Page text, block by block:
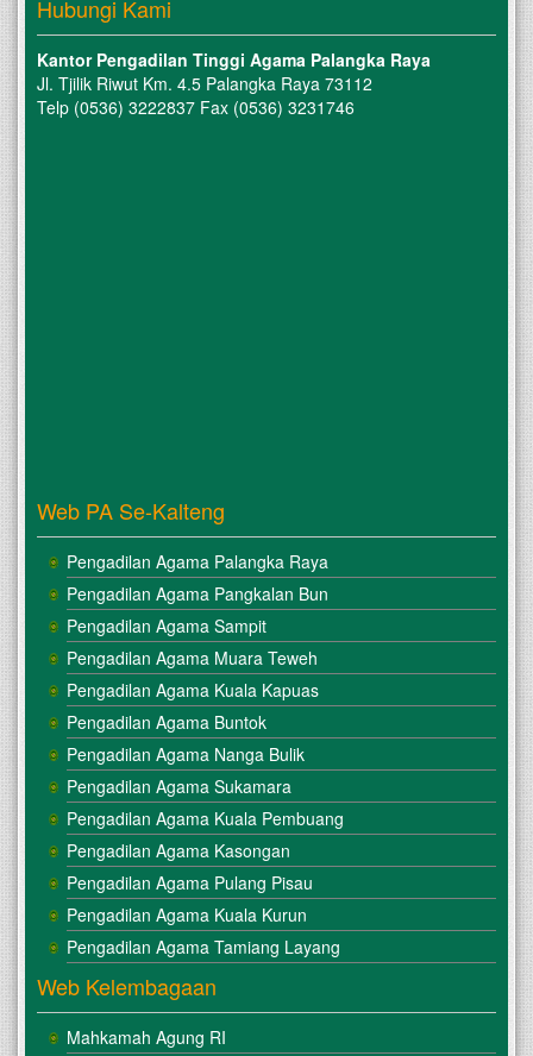
Hubungi Kami
Kantor Pengadilan Tinggi Agama Palangka Raya
Jl. Tjilik Riwut Km. 4.5 Palangka Raya 73112
Telp (0536) 3222837 Fax (0536) 3231746
Web PA Se-Kalteng
Pengadilan Agama Palangka Raya
Pengadilan Agama Pangkalan Bun
Pengadilan Agama Sampit
Pengadilan Agama Muara Teweh
Pengadilan Agama Kuala Kapuas
Pengadilan Agama Buntok
Pengadilan Agama Nanga Bulik
Pengadilan Agama Sukamara
Pengadilan Agama Kuala Pembuang
Pengadilan Agama Kasongan
Pengadilan Agama Pulang Pisau
Pengadilan Agama Kuala Kurun
Pengadilan Agama Tamiang Layang
Web Kelembagaan
Mahkamah Agung RI